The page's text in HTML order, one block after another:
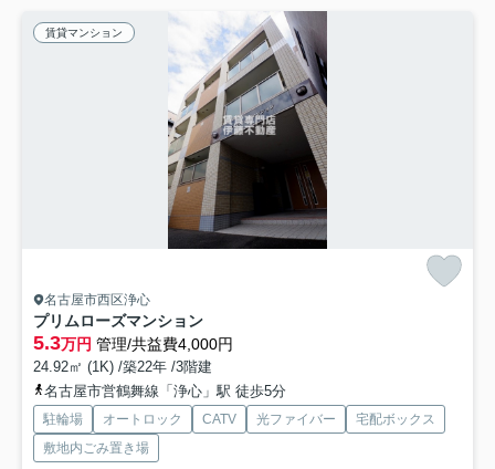
賃貸マンション
名古屋市西区浄心
プリムローズマンション
5.3万円 管理/共益費4,000円
24.92㎡ (1K) /築22年 /3階建
名古屋市営鶴舞線「浄心」駅 徒歩5分
駐輪場 オートロック CATV 光ファイバー
宅配ボックス
敷地内ごみ置き場